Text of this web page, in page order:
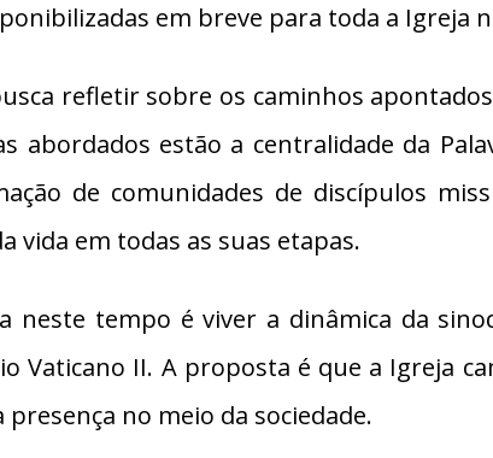
em breve para toda a Igreja
refletir sobre os caminhos
abordados estão a centralidade da
de comunidades de discípulos
vida em todas as suas etapas.
neste tempo é viver a dinâmica da
Vaticano II. A proposta é que a Igreja
no meio da sociedade.